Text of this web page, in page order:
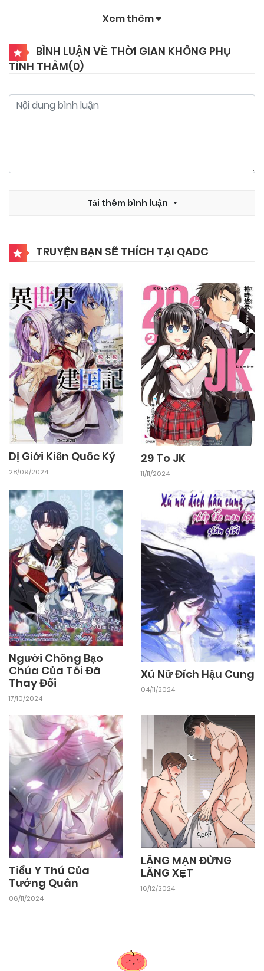
Chapter 21 03/11/2024
Chapter 20 03/11/2024
Chapter 15 03/11/2024
Chapter 14 03/11/2024
Chapter 13 03/11/2024
Chapter 12 03/11/2024
Chapter 10 03/11/2024
Chapter 9 03/11/2024
Chapter 8 03/11/2024
Chapter 7 03/11/2024
Chapter 6
Chapter 5 03/11/2024
Chapter 4 03/11/2024
Chapter 3 03/11/2024
Chapter 2 03/11/2024
Chapter 1 03/11/2024
Xem thêm
BÌNH LUẬN VỀ THỜI GIAN KHÔNG PHỤ
TÌNH THÂM(0)
Tải thêm bình luận
TRUYỆN BẠN SẼ THÍCH TẠI QADC
Dị Giới Kiến Quốc Ký
28/09/2024
29 To JK
11/11/2024
Người Chồng Bạo
Chúa Của Tôi Đã
Thay Đổi
17/10/2024
Xú Nữ Đích Hậu Cung
04/11/2024
Tiểu Y Thú Của
Tướng Quân
06/11/2024
LÃNG MẠN ĐỪNG
LÃNG XẸT
16/12/2024